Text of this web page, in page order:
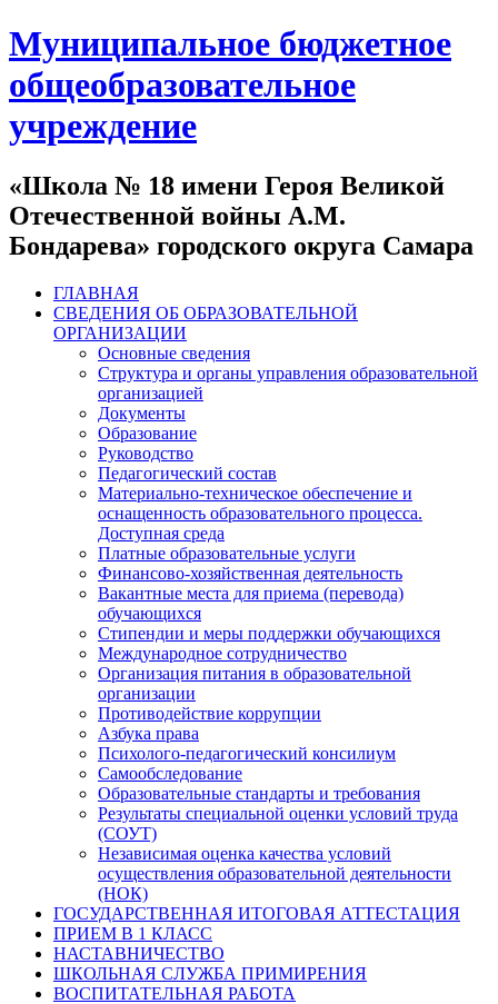
Муниципальное бюджетное
общеобразовательное
учреждение
«Школа № 18 имени Героя Великой
Отечественной войны А.М.
Бондарева» городского округа Самара
ГЛАВНАЯ
СВЕДЕНИЯ ОБ ОБРАЗОВАТЕЛЬНОЙ
ОРГАНИЗАЦИИ
Основные сведения
Структура и органы управления образовательной
организацией
Документы
Образование
Руководство
Педагогический состав
Материально-техническое обеспечение и
оснащенность образовательного процесса.
Доступная среда
Платные образовательные услуги
Финансово-хозяйственная деятельность
Вакантные места для приема (перевода)
обучающихся
Стипендии и меры поддержки обучающихся
Международное сотрудничество
Организация питания в образовательной
организации
Противодействие коррупции
Азбука права
Психолого-педагогический консилиум
Самообследование
Образовательные стандарты и требования
Результаты специальной оценки условий труда
(СОУТ)
Независимая оценка качества условий
осуществления образовательной деятельности
(НОК)
ГОСУДАРСТВЕННАЯ ИТОГОВАЯ АТТЕСТАЦИЯ
ПРИЕМ В 1 КЛАСС
НАСТАВНИЧЕСТВО
ШКОЛЬНАЯ СЛУЖБА ПРИМИРЕНИЯ
ВОСПИТАТЕЛЬНАЯ РАБОТА